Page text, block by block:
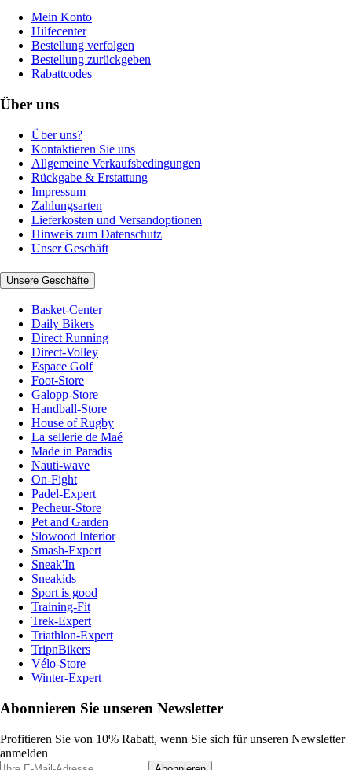
Mein Konto
Hilfecenter
Bestellung verfolgen
Bestellung zurückgeben
Rabattcodes
Über uns
Über uns?
Kontaktieren Sie uns
Allgemeine Verkaufsbedingungen
Rückgabe & Erstattung
Impressum
Zahlungsarten
Lieferkosten und Versandoptionen
Hinweis zum Datenschutz
Unser Geschäft
Unsere Geschäfte
Basket-Center
Daily Bikers
Direct Running
Direct-Volley
Espace Golf
Foot-Store
Galopp-Store
Handball-Store
House of Rugby
La sellerie de Maé
Made in Paradis
Nauti-wave
On-Fight
Padel-Expert
Pecheur-Store
Pet and Garden
Slowood Interior
Smash-Expert
Sneak'In
Sneakids
Sport is good
Training-Fit
Trek-Expert
Triathlon-Expert
TripnBikers
Vélo-Store
Winter-Expert
Abonnieren Sie unseren Newsletter
Profitieren Sie von 10% Rabatt, wenn Sie sich für unseren Newsletter
anmelden